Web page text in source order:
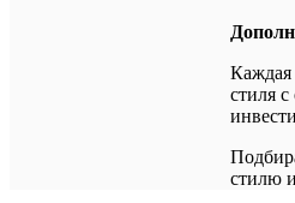
Каждая
стиля
стилю